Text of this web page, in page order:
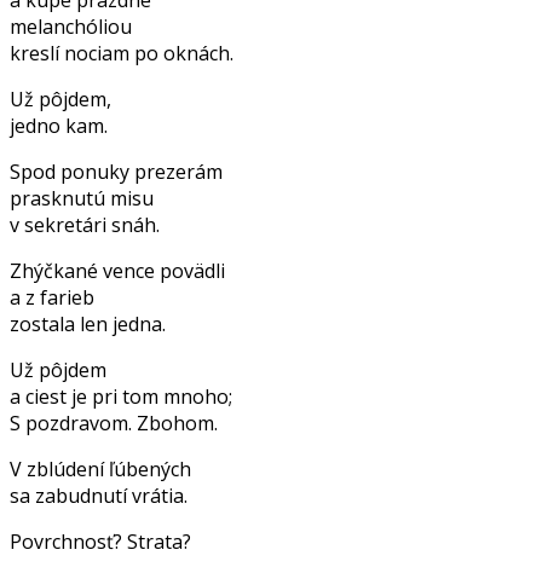
melanchóliou
kreslí nociam po oknách.
Už pôjdem,
jedno kam.
Spod ponuky prezerám
prasknutú misu
v sekretári snáh.
Zhýčkané vence povädli
a z farieb
zostala len jedna.
Už pôjdem
a ciest je pri tom mnoho;
S pozdravom. Zbohom.
V zblúdení ľúbených
sa zabudnutí vrátia.
Povrchnosť? Strata?